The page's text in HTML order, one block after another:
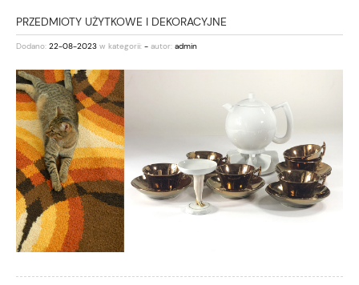
PRZEDMIOTY UŻYTKOWE I DEKORACYJNE
Dodano: 22-08-2023 w kategorii: - autor: admin